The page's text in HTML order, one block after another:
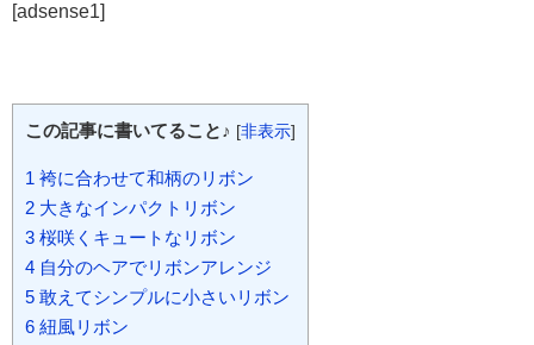
[adsense1]
この記事に書いてること♪ [非表示]
1 袴に合わせて和柄のリボン
2 大きなインパクトリボン
3 桜咲くキュートなリボン
4 自分のヘアでリボンアレンジ
5 敢えてシンプルに小さいリボン
6 紐風リボン